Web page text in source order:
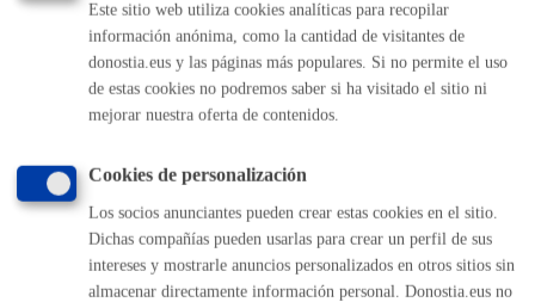
PRESENCIAL
TELÉFONO
MÁQUINA
certificado electrónico
ONLINE
PRESENCIAL
TELÉFONO
Este sitio web utiliza cookies analíticas para recopilar
información anónima, como la cantidad de visitantes de
donostia.eus y las páginas más populares. Si no permite el uso
de estas cookies no podremos saber si ha visitado el sitio ni
mejorar nuestra oferta de contenidos.
Cookies de personalización
Los socios anunciantes pueden crear estas cookies en el sitio.
Dichas compañías pueden usarlas para crear un perfil de sus
intereses y mostrarle anuncios personalizados en otros sitios sin
almacenar directamente información personal. Donostia.eus no